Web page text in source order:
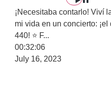
¡Necesitaba contarlo! Viví
mi vida en un concierto:
440! ⭐ F...
00:32:06
July 16, 2023